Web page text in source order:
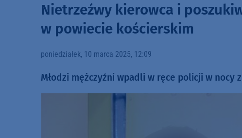
Nietrzeźwy kierowca i
w powiecie kościerskim
poniedziałek, 10 marca 2025, 12:09
Młodzi mężczyźni wpadli w ręce policji w nocy